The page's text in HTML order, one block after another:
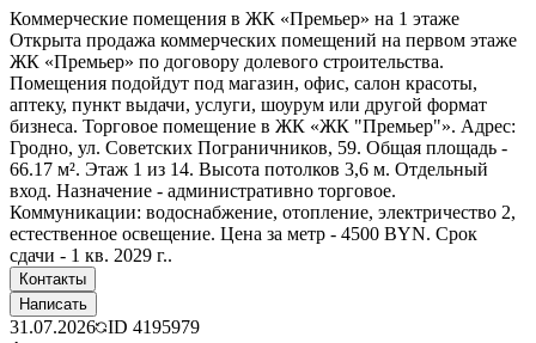
Коммерческие помещения в ЖК «Премьер» на 1 этаже
Открыта продажа коммерческих помещений на первом этаже
ЖК «Премьер» по договору долевого строительства.
Помещения подойдут под магазин, офис, салон красоты,
аптеку, пункт выдачи, услуги, шоурум или другой формат
бизнеса. Торговое помещение в ЖК «ЖК "Премьер"». Адрес:
Гродно, ул. Советских Пограничников, 59. Общая площадь -
66.17 м². Этаж 1 из 14. Высота потолков 3,6 м. Отдельный
вход. Назначение - административно торговое.
Коммуникации: водоснабжение, отопление, электричество 2,
естественное освещение. Цена за метр - 4500 BYN. Срок
сдачи - 1 кв. 2029 г..
Контакты
Написать
31.07.2026 ID 4195979